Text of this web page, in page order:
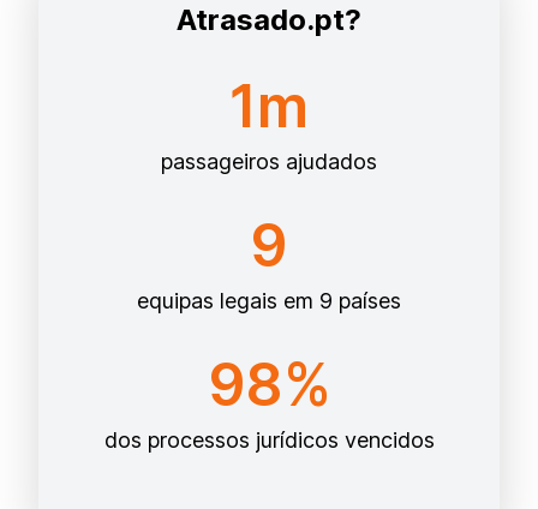
Atrasado.pt?
1m
passageiros ajudados
9
equipas legais em 9 países
98%
dos processos jurídicos vencidos